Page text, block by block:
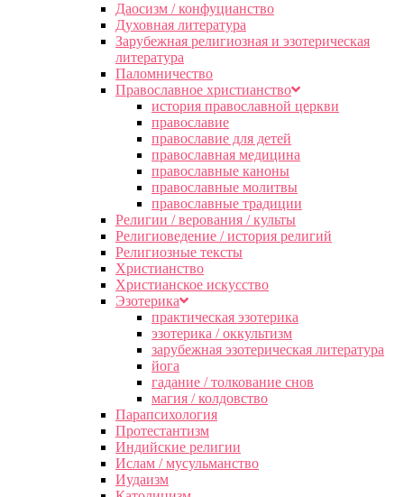
Даосизм / конфуцианство
Духовная литература
Зарубежная религиозная и эзотерическая
литература
Паломничество
Православное христианство
история православной церкви
православие
православие для детей
православная медицина
православные каноны
православные молитвы
православные традиции
Религии / верования / культы
Религиоведение / история религий
Религиозные тексты
Христианство
Христианское искусство
Эзотерика
практическая эзотерика
эзотерика / оккультизм
зарубежная эзотерическая литература
йога
гадание / толкование снов
магия / колдовство
Парапсихология
Протестантизм
Индийские религии
Ислам / мусульманство
Иудаизм